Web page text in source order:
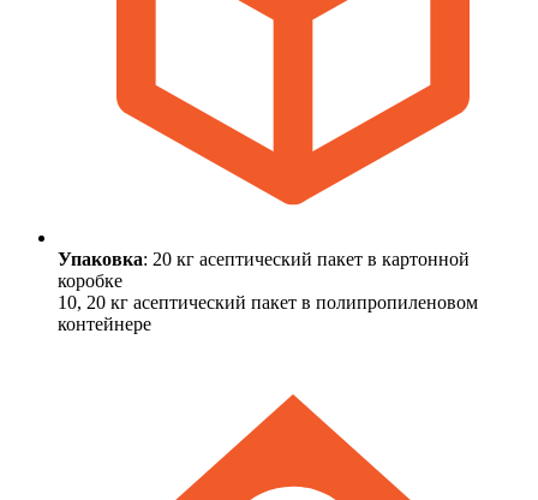
Упаковка: 20 кг асептический пакет в картонной
коробке
10, 20 кг асептический пакет в полипропиленовом
контейнере